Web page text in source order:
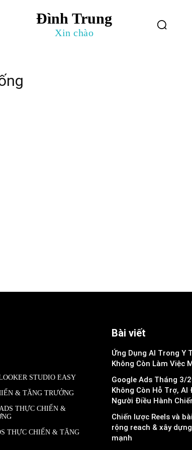
Đình Trung
Xin chào
STUDIO EASY
& TĂNG TRƯỞNG
THỰC CHIẾN &
THỰC CHIẾN & TĂNG
Bài viết
Ứng Dụng AI Trong Y
Không Còn Làm Việc
Google Ads Tháng 3/
Không Còn Hỗ Trợ, AI
Người Điều Hành
Chiến lược Reels và
rộng reach & xây
mạnh